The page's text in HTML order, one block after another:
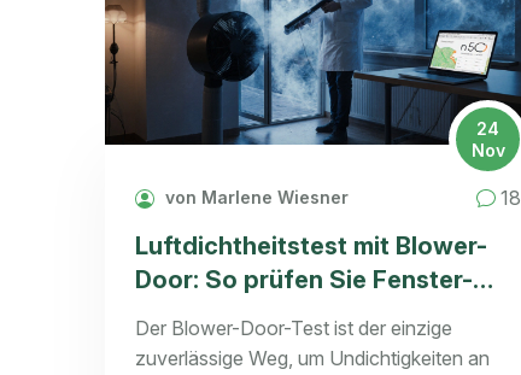
24
Nov
von Marlene Wiesner 18
Luftdichtheitstest mit Blower-
Door: So prüfen Sie Fenster-
und Türdichtungen richtig
Der Blower-Door-Test ist der einzige
zuverlässige Weg, um Undichtigkeiten an